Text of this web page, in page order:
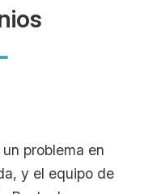
problema en
y el equipo de